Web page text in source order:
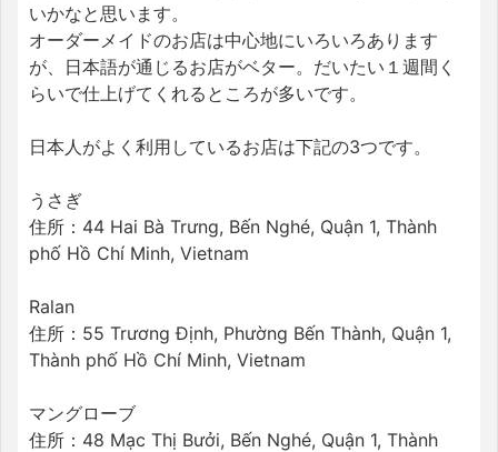
いかなと思います。
オーダーメイドのお店は中心地にいろいろあります
が、日本語が通じるお店がベター。だいたい１週間く
らいで仕上げてくれるところが多いです。
日本人がよく利用しているお店は下記の3つです。
うさぎ
住所：44 Hai Bà Trưng, Bến Nghé, Quận 1, Thành
phố Hồ Chí Minh, Vietnam
Ralan
住所：55 Trương Định, Phường Bến Thành, Quận 1,
Thành phố Hồ Chí Minh, Vietnam
マングローブ
住所：48 Mạc Thị Bưởi, Bến Nghé, Quận 1, Thành